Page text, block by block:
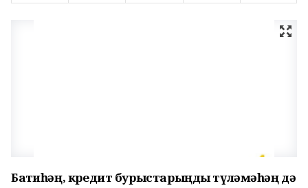
Баҡтиһәң, кредит бурыстарыңды түләмәһәң дә